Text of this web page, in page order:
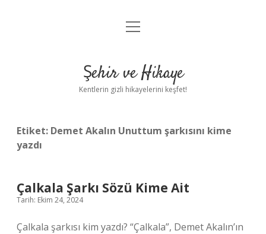
Anasayfa
Yasal Uyarı
menüyü
Şehir ve Hikaye
Kentlerin gizli hikayelerini keşfet!
Etiket: Demet Akalın Unuttum şarkısını kime
yazdı
Çalkala Şarkı Sözü Kime Ait
Tarih: Ekim 24, 2024
Çalkala şarkısı kim yazdı? “Çalkala”, Demet Akalın’ın